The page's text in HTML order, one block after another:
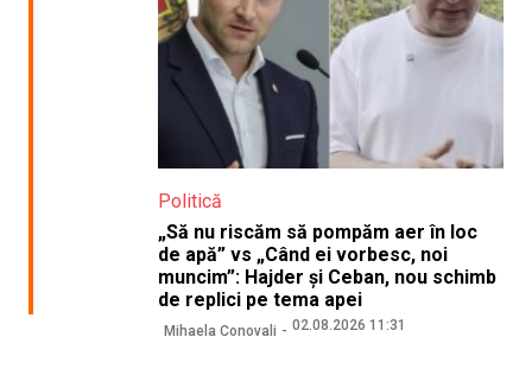
Politică
„Să nu riscăm să pompăm aer în loc
de apă” vs „Când ei vorbesc, noi
muncim”: Hajder și Ceban, nou schimb
de replici pe tema apei
Mihaela Conovali 02.08.2026 11:31